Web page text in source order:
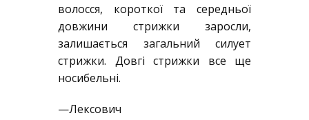
волосся, короткої та середньої
довжини стрижки заросли,
залишається загальний силует
стрижки. Довгі стрижки все ще
носибельні.
—Лексович